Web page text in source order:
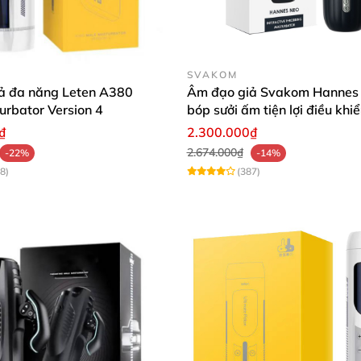
sinh âm đạo giả với cồn y tế trước và sau khi dùng.
khi sử dụng, bảo quản sản phẩm nơi khô ráo,
đạo giả tự động rung rên nhiều chế độ dùng sạc - Leten
Cảm giác rất thực, rung thụt cực mạnh mà vẫn rất
phấn lên rất nhiều. Chất liệu TPE lại mềm mại giúp
đa năng Leten A380
Version 4
-22%
SVAKOM
Âm đạo giả Svakom Hannes
bóp sưởi ấm tiện lợi điều
2.300.000₫
2.674.000₫
-14%
(387)